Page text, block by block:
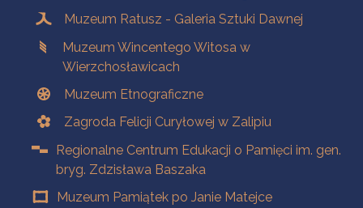
Muzeum Ratusz - Galeria Sztuki Dawnej
Muzeum Wincentego Witosa w
Wierzchosławicach
Muzeum Etnograficzne
Zagroda Felicji Curyłowej w Zalipiu
Regionalne Centrum Edukacji o Pamięci im. gen.
bryg. Zdzisława Baszaka
Muzeum Pamiątek po Janie Matejce